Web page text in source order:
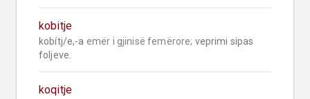
kobitje
kobítj/e,-a emër i gjinisë femërore; veprimi sipas
foljeve.
koqitje